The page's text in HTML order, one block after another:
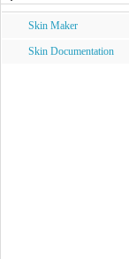
Skin Maker
Skin Documentation